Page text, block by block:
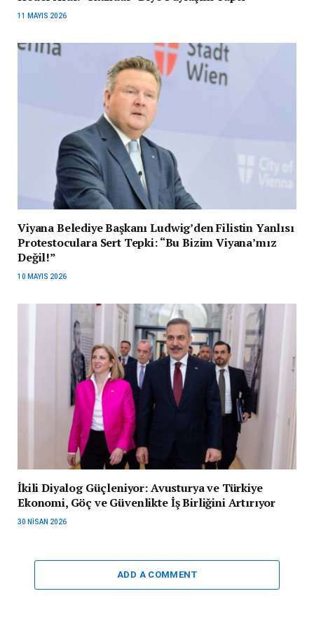
11 MAYIS 2026
Viyana Belediye Başkanı Ludwig’den Filistin Yanlısı
Protestoculara Sert Tepki: “Bu Bizim Viyana’mız
Değil!”
10 MAYIS 2026
İkili Diyalog Güçleniyor: Avusturya ve Türkiye
Ekonomi, Göç ve Güvenlikte İş Birliğini Artırıyor
30 NISAN 2026
ADD A COMMENT